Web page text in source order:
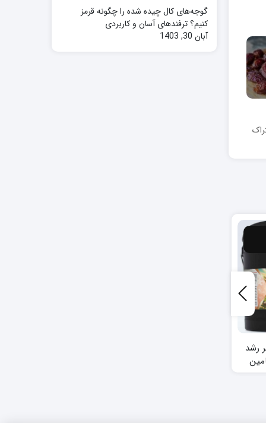
رشد
گوجه‌های کال چیده شده را چگونه قرمز
کنیم؟ ترفندهای آسان و کاربردی
آبان 30, 1403